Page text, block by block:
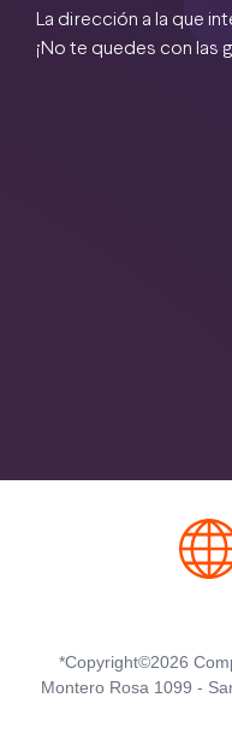
La dirección a la que
¡No te quedes con las
*Copyright©2026
Montero Rosa 1099 -